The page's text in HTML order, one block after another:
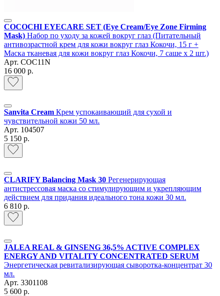
COCOCHI EYECARE SET (Eye Cream/Eye Zone Firming
Mask) Набор по уходу за кожей вокруг глаз (Питательный
антивозрастной крем для кожи вокруг глаз Кокочи, 15 г +
Маска тканевая для кожи вокруг глаз Кокочи, 7 саше х 2 шт.)
Арт. COC11N
16 000 р.
Sanvita Cream Крем успокаивающий для сухой и
чувствительной кожи 50 мл.
Арт. 104507
5 150 р.
CLARIFY Balancing Mask 30 Регенерирующая
антистрессовая маска со стимулирующим и укрепляющим
действием для придания идеального тона кожи 30 мл.
6 810 р.
JALEA REAL & GINSENG 36,5% ACTIVE COMPLEX
ENERGY AND VITALITY CONCENTRATED SERUM
Энергетическая ревитализирующая сыворотка-концентрат 30
мл.
Арт. 3301108
5 600 р.